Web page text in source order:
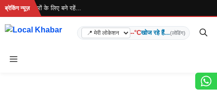
Skip
content
ब्रेकिंग न्यूज़
ताज़ा खबरों के लिए बने रहें...
--°Cखोज रहे हैं...(लोडिंग)
Menu